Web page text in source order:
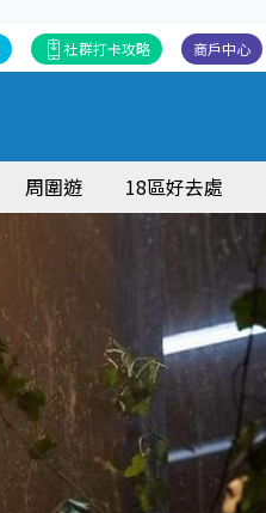
商戶中心
社群打卡攻略
周圍遊 18區好去處